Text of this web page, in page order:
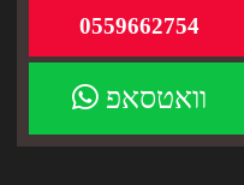
0559662754
וואטסאפ